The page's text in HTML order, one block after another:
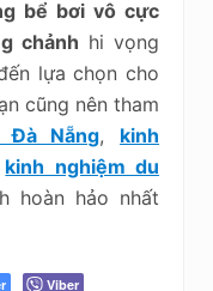
bể bơi vô cực
chảnh hi vọng
lựa chọn cho
cũng nên tham
Đà Nẵng, kinh
kinh nghiệm du
hảo nhất
Viber